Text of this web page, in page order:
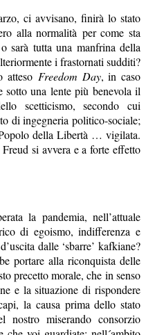
ci avvisano, finirà lo stato
alla normalità per come sta
sarà tutta una manfrina della
i frastornati sudditi?
atteso Freedom Day, in caso
sotto una lente più benevola il
scetticismo, secondo cui
di ingegneria politico-sociale;
della Libertà … vigilata.
si avvera e a forte effetto
la pandemia, nell’attuale
di egoismo, indifferenza e
dalle ‘sbarre’ kafkiane?
portare alla riconquista delle
precetto morale, che in senso
e la situazione di rispondere
la causa prima dello stato
nostro miserando consorzio